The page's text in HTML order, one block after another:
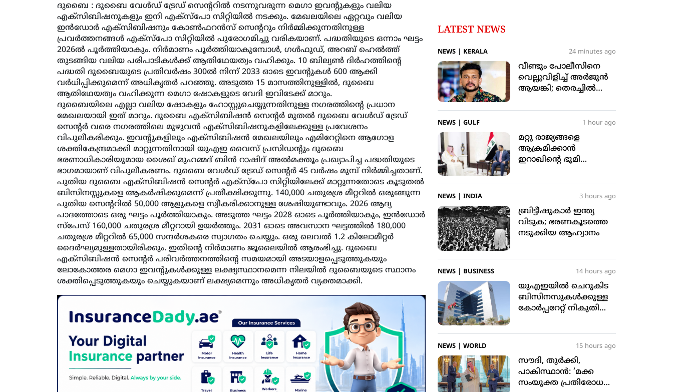
ദുബൈ : ദുബൈ വേള്‍ഡ് ട്രേഡ് സെന്ററില്‍ നടന്നുവരുന്ന മെഗാ ഇവന്റുകളും വലിയ
എക്‌സിബിഷനുകളും ഇനി എക്‌സ്‌പോ സിറ്റിയില്‍ നടക്കും. മേഖലയിലെ ഏറ്റവും വലിയ
ഇന്‍ഡോര്‍ എക്‌സിബിഷനും കോണ്‍ഫറന്‍സ് സെന്ററും നിര്‍മ്മിക്കുന്നതിനുള്ള
പ്രവര്‍ത്തനങ്ങള്‍ എക്‌സ്‌പോ സിറ്റിയില്‍ പുരോഗമിച്ചു വരികയാണ്. പദ്ധതിയുടെ ഒന്നാം ഘട്ടം
2026ല്‍ പൂര്‍ത്തിയാകും. നിര്‍മാണം പൂര്‍ത്തിയാകുമ്പോള്‍, ഗള്‍ഫുഡ്, അറബ് ഹെല്‍ത്ത്
തുടങ്ങിയ വലിയ പരിപാടികള്‍ക്ക് ആതിഥേയത്വം വഹിക്കും. 10 ബില്യണ്‍ ദിര്‍ഹത്തിന്റെ
പദ്ധതി ദുബൈയുടെ പ്രതിവര്‍ഷം 300ല്‍ നിന്ന് 2033 ഓടെ ഇവന്റുകള്‍ 600 ആക്കി
വര്‍ധിപ്പിക്കുമെന്ന് അധികൃതര്‍ പറഞ്ഞു. അടുത്ത 15 മാസത്തിനുള്ളില്‍, ദുബൈ
ആതിഥേയത്വം വഹിക്കുന്ന മെഗാ ഷോകളുടെ വേദി ഇവിടേക്ക് മാറും.
ദുബൈയിലെ എല്ലാ വലിയ ഷോകളും ഹോസ്റ്റുചെയ്യുന്നതിനുള്ള നഗരത്തിന്റെ പ്രധാന
മേഖലയായി ഇത് മാറും. ദുബൈ എക്‌സിബിഷന്‍ സെന്റര്‍ മുതല്‍ ദുബൈ വേള്‍ഡ് ട്രേഡ്
സെന്റര്‍ വരെ നഗരത്തിലെ മുഴുവന്‍ എക്‌സിബിഷനുകളിലേക്കുള്ള പ്രവേശനം
വിപുലീകരിക്കും. ഇവന്റുകളിലും എക്‌സിബിഷന്‍ മേഖലയിലും എമിറേറ്റിനെ ആഗോള
ശക്തികേന്ദ്രമാക്കി മാറ്റുന്നതിനായി യുഎഇ വൈസ് പ്രസിഡന്റും ദുബൈ
ഭരണാധികാരിയുമായ ശൈഖ് മുഹമ്മദ് ബിന്‍ റാഷിദ് അല്‍മക്തൂം പ്രഖ്യാപിച്ച പദ്ധതിയുടെ
ഭാഗമായാണ് വിപുലീകരണം. ദുബൈ വേള്‍ഡ് ട്രേഡ് സെന്റര്‍ 45 വര്‍ഷം മുമ്പ് നിര്‍മ്മിച്ചതാണ്.
പുതിയ ദുബൈ എക്‌സിബിഷന്‍ സെന്റര്‍ എക്‌സ്‌പോ സിറ്റിയിലേക്ക് മാറ്റുന്നതോടെ കൂടുതല്‍
ബിസിനസ്സുകളെ ആകര്‍ഷിക്കുമെന്ന് പ്രതീക്ഷിക്കുന്നു. 140,000 ചതുരശ്ര മീറ്ററില്‍ ഒരുങ്ങുന്ന
പുതിയ സെന്ററില്‍ 50,000 ആളുകളെ സ്വീകരിക്കാനുള്ള ശേഷിയുണ്ടാവും. 2026 ആദ്യ
പാദത്തോടെ ഒരു ഘട്ടം പൂര്‍ത്തിയാകും. അടുത്ത ഘട്ടം 2028 ഓടെ പൂര്‍ത്തിയാകും, ഇന്‍ഡോര്‍
സ്‌പേസ് 160,000 ചതുരശ്ര മീറ്ററായി ഉയര്‍ത്തും. 2031 ഓടെ അവസാന ഘട്ടത്തില്‍ 180,000
ചതുരശ്ര മീറ്ററില്‍ 65,000 സന്ദര്‍ശകരെ സ്വാഗതം ചെയ്യും. ഒരു ലെവല്‍ 1.2 കിലോമീറ്റര്‍
ദൈര്‍ഘ്യമുള്ളതായിരിക്കും. ഇതിന്റെ നിര്‍മാണം ജൂലൈയില്‍ ആരംഭിച്ചു. ദുബൈ
എക്‌സിബിഷന്‍ സെന്റര്‍ പരിവര്‍ത്തനത്തിന്റെ സമയമായി അടയാളപ്പെടുത്തുകയും
ലോകോത്തര മെഗാ ഇവന്റുകള്‍ക്കുള്ള ലക്ഷ്യസ്ഥാനമെന്ന നിലയില്‍ ദുബൈയുടെ സ്ഥാനം
ശക്തിപ്പെടുത്തുകയും ചെയ്യുകയാണ് ലക്ഷ്യമെന്നും അധികൃതര്‍ വ്യക്തമാക്കി.
LATEST NEWS
NEWS KERALA 24 minutes ago
വീണ്ടും പോലീസിനെ
വെല്ലുവിളിച്ച് അര്‍ജുന്‍
ആയങ്കി; തെരച്ചില്‍
NEWS GULF 1 hour ago
മറ്റു രാജ്യങ്ങളെ
ആക്രമിക്കാന്‍
ഇറാഖിന്റെ ഭൂമി
പ്രധാനമന്ത്രി
NEWS INDIA 3 hours ago
ബ്രിട്ടീഷുകാര്‍ ഇന്ത്യ
വിടുക; ഭരണകൂടത്തെ
നടുക്കിയ ആഹ്വാനം
NEWS BUSINESS 14 hours ago
യുഎഇയില്‍ ചെറുകിട
ബിസിനസുകള്‍ക്കുള്ള
കോര്‍പ്പറേറ്റ് നികുതി
NEWS WORLD 15 hours ago
സൗദി, തുര്‍ക്കി,
പാകിസ്ഥാന്‍: ‘മക്ക
സംയുക്ത പ്രതിരോധ